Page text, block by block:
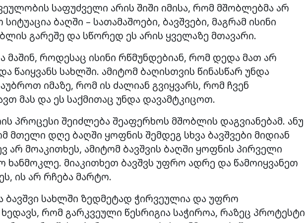
საფუძველი არის შიში იმისა, რომ მშობლებმა არ
ბაღში – სათამაშოები, ბავშვები, მაგრამ ისინი
გარეშე და სწორედ ეს არის ყველაზე მთავარი.
როდესაც ისინი რწმუნდებიან, რომ დედა მათ არ
წაიყვანს სახლში. ამიტომ ბაღისთვის წინასწარ უნდა
იმაზე, რომ ის ძალიან გვიყვარს, რომ ჩვენ
მას და ეს საქმითაც უნდა დავამტკიცოთ.
პროცესი შეიძლება შეაფერხოს მშობლის დაგვიანებამ. ანუ
მთელი დღე ბაღში ყოფნის შემდეგ სხვა ბავშვები მიდიან
არ მოაკითხეს, ამიტომ ბავშვის ბაღში ყოფნის პირველი
მიაკითხეთ ბავშვს უფრო ადრე და წამოიყვანეთ
ის არ რჩება მარტო.
ბავშვი სახლში ზედმეტად ჭირვეულია და უფრო
რომ გარკვეული წესრიგია საჭიროა, რაზეც პროტესტი